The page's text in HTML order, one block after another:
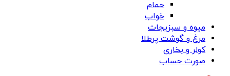
حمام
خواب
میوه و سبزیجات
مرغ و گوشت پرطلا
کولر و بخاری
صورت حساب